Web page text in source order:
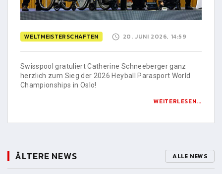
WELTMEISTERSCHAFTEN 20. JUNI 2026, 14:59
Swisspool gratuliert Catherine Schneeberger ganz
herzlich zum Sieg der 2026 Heyball Parasport World
Championships in Oslo!
WEITERLESEN...
ÄLTERE NEWS ALLE NEWS